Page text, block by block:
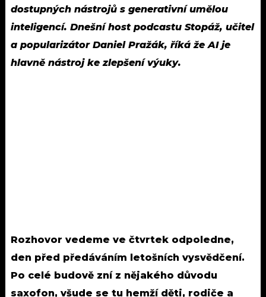
dostupných nástrojů s generativní umělou
inteligencí. Dnešní host podcastu Stopáž, učitel
a popularizátor Daniel Pražák, říká že AI je
hlavně nástroj ke zlepšení výuky.
Rozhovor vedeme ve čtvrtek odpoledne,
den před předáváním letošních vysvědčení.
Po celé budově zní z nějakého důvodu
saxofon, všude se tu hemží děti, rodiče a